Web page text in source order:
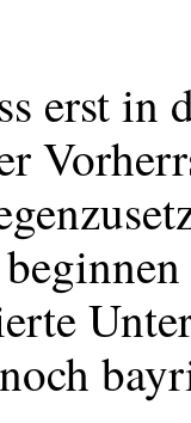
erst in